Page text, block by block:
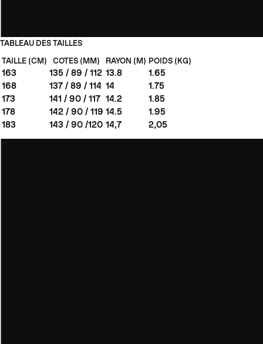
TABLEAU DES TAILLES
TAILLE (CM)
COTES (MM) RAYON (M) POIDS (KG)
163 135 / 89 / 112 13.8
1.65
168
137 / 89 / 114 14
1.75
173
141 / 90 / 117 14.2
1.85
178
142 / 90 / 119 14.5
1.95
183
143 / 90 /120 14,7 2,05